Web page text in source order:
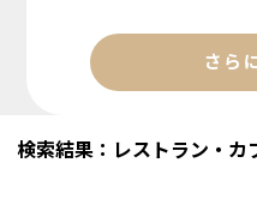
さら
検索結果：レストラン・カ